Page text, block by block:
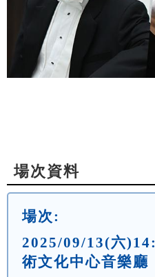
場次資料
場次:
2025/09/13(六
術文化中心音樂廳